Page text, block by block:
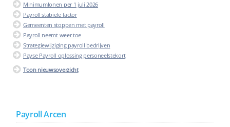
Minimumlonen per 1 juli 2026
Payroll stabiele factor
Gemeenten stoppen met payroll
Payroll neemt weer toe
Strategiewijziging payroll bedrijven
Payse Payroll oplossing personeelstekort
Toon nieuwsoverzicht
Payroll Arcen